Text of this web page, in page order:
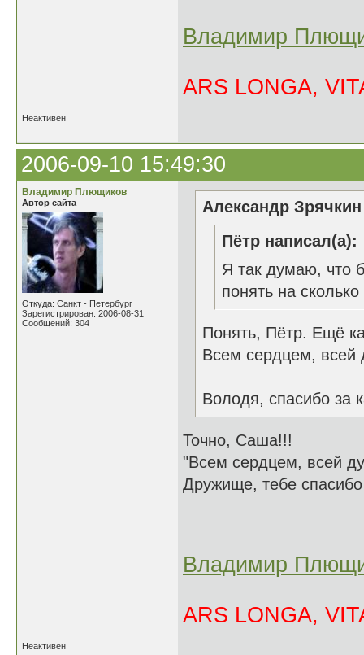
Владимир
ARS LONGA,
Неактивен
2006-09-10 15:49:30
Владимир Плющиков
Автор сайта
Откуда: Санкт - Петербург
Зарегистрирован: 2006-08-31
Сообщений: 304
Александр
Пётр написал(а):
Я так думаю, что
понять на
Понять, Пётр. Ещё
Всем сердцем, всей
Володя, спасибо за
Точно, Саша!!!
"Всем сердцем, всей
Дружище, тебе
Владимир
ARS LONGA,
Неактивен